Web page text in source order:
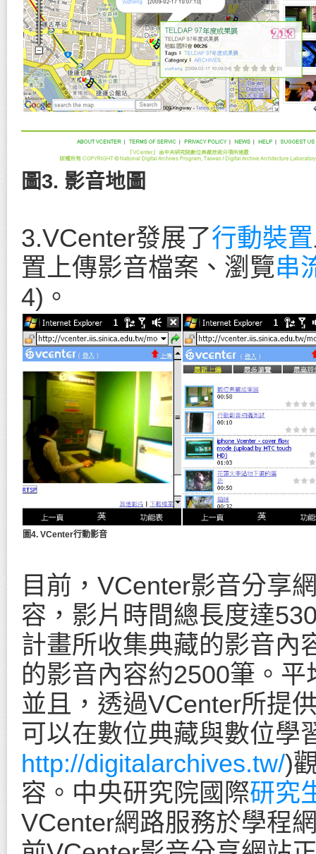
圖3. 影音地圖
3.VCenter發展了行動裝置
置上傳影音檔案、瀏覽串
4)。
圖4. VCenter行動影音
目前，VCenter影音分享
容，影片時間總長度達
計畫所收集典藏的影音內
的影音內容約2500筆。
並且，透過VCenter所提
可以在數位典藏與數位學
http://digitalarchives.tw/)
容。中央研究院國際研究
VCenter網路服務於學程